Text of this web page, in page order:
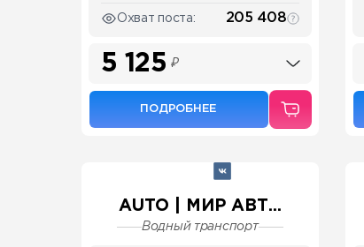
Охват поста: 205 408
5 125 ₽
ПОДРОБНЕЕ
AUTO | МИР АВТ...
Водный транспорт